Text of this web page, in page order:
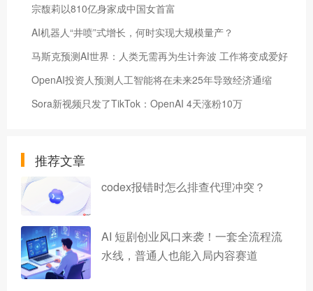
宗馥莉以810亿身家成中国女首富
AI机器人“井喷”式增长，何时实现大规模量产？
马斯克预测AI世界：人类无需再为生计奔波 工作将变成爱好
OpenAI投资人预测人工智能将在未来25年导致经济通缩
Sora新视频只发了TikTok：OpenAI 4天涨粉10万
推荐文章
codex报错时怎么排查代理冲突？
AI 短剧创业风口来袭！一套全流程流
水线，普通人也能入局内容赛道